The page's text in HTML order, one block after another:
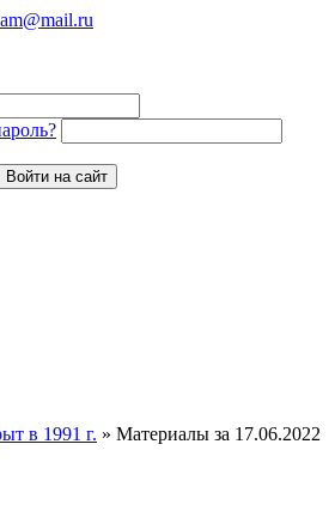
Войти на сайт
в 1991 г. » Материалы за 17.06.2022